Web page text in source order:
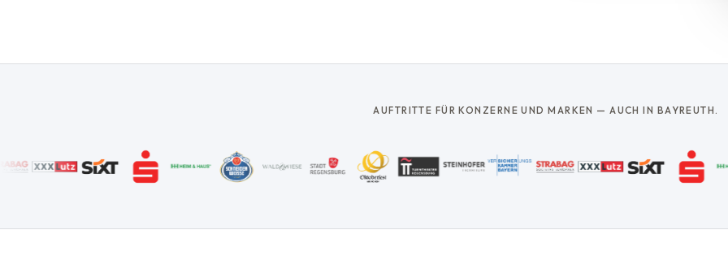
AUFTRITTE FÜR KONZERNE UND MARKEN — AUCH IN BAYREUTH.